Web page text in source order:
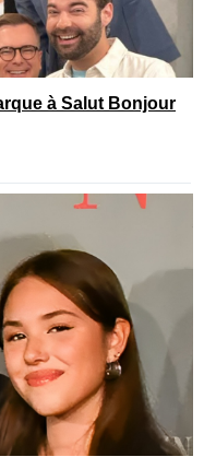
à Salut Bonjour